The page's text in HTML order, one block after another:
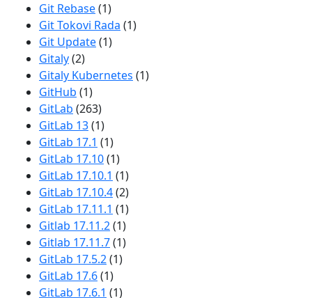
Git Rebase(1)
Git Tokovi Rada (1)
Git Update(1)
Gitaly(2)
Gitaly Kubernetes (1)
GitHub (1)
GitLab (263)
GitLab 13(1)
GitLab 17.1 (1)
GitLab 17.10(1)
GitLab 17.10.1 (1)
GitLab 17.10.4(2)
GitLab 17.11.1 (1)
Gitlab 17.11.2(1)
Gitlab 17.11.7(1)
GitLab 17.5.2(1)
GitLab 17.6(1)
GitLab 17.6.1 (1)